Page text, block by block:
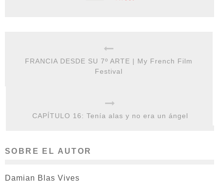
FRANCIA DESDE SU 7º ARTE | My French Film
Festival
CAPÍTULO 16: Tenía alas y no era un ángel
SOBRE EL AUTOR
Damian Blas Vives